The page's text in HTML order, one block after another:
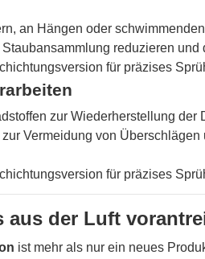
an Hängen oder
reduzieren
zur Wiederherstellung der
Vermeidung von
aus der Luft
ist mehr als nur ein neues